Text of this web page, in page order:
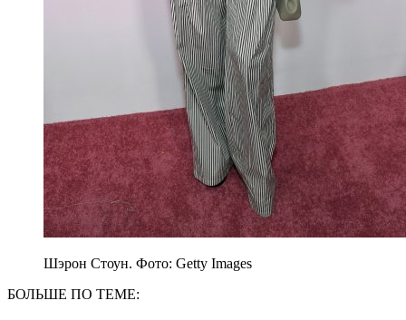
Шэрон Стоун. Фото: Getty Images
БОЛЬШЕ ПО ТЕМЕ: